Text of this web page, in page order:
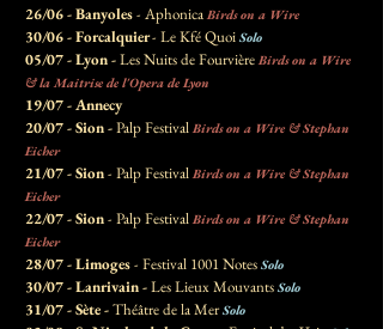
26/06 - Banyoles- AphonicaBirds on a Wire
30/06 - Forcalquier- Le Kfé Quoi Solo
05/07 - Lyon -Les Nuits de FourvièreBirds on a Wire
& la Maitrise de l'Opera de Lyon
19/07 - Annecy
20/07 - Sion -Palp Festival Birds on a Wire & Stephan
Eicher
21/07 - Sion- Palp FestivalBirds on a Wire & Stephan
Eicher
22/07 - Sion- Palp Festival Birds on a Wire & Stephan
Eicher
28/07 - Limoges- Festival 1001 Notes Solo
30/07 - Lanrivain -Les Lieux Mouvants Solo
31/07 - Sète -Théâtre de la MerSolo